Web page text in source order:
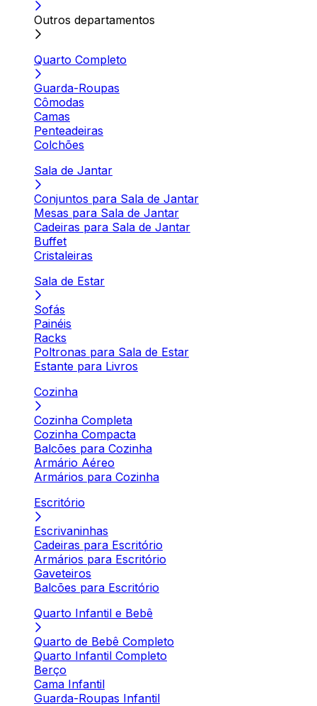
Outros departamentos
Quarto Completo
Guarda-Roupas
Cômodas
Camas
Penteadeiras
Colchões
Sala de Jantar
Conjuntos para Sala de Jantar
Mesas para Sala de Jantar
Cadeiras para Sala de Jantar
Buffet
Cristaleiras
Sala de Estar
Sofás
Painéis
Racks
Poltronas para Sala de Estar
Estante para Livros
Cozinha
Cozinha Completa
Cozinha Compacta
Balcões para Cozinha
Armário Aéreo
Armários para Cozinha
Escritório
Escrivaninhas
Cadeiras para Escritório
Armários para Escritório
Gaveteiros
Balcões para Escritório
Quarto Infantil e Bebê
Quarto de Bebê Completo
Quarto Infantil Completo
Berço
Cama Infantil
Guarda-Roupas Infantil